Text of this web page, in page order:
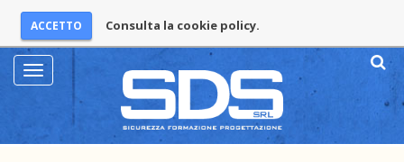
Consulta la cookie policy.
Mostra
Menu